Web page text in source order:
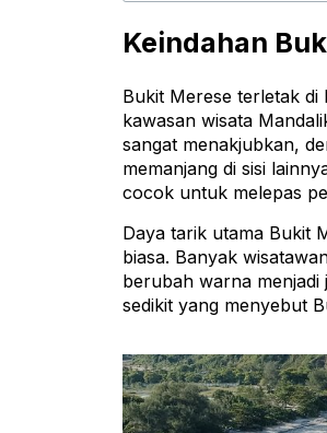
Keindahan
Bukit Merese terletak di
kawasan wisata
sangat menakjubkan,
memanjang di sisi
cocok untuk melepas
Daya tarik utama Bukit
biasa. Banyak
berubah warna menjadi
sedikit yang menyebut